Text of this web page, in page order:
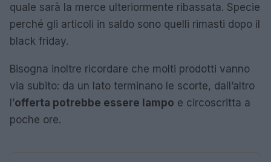
quale sarà la merce ulteriormente ribassata. Specie
perché gli articoli in saldo sono quelli rimasti dopo il
black friday.
Bisogna inoltre ricordare che molti prodotti vanno
via subito: da un lato terminano le scorte, dall’altro
l’offerta potrebbe essere lampo e circoscritta a
poche ore.